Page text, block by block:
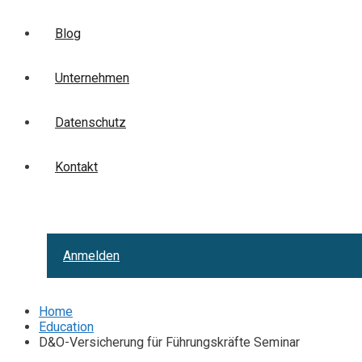
Blog
Unternehmen
Datenschutz
Kontakt
Anmelden
Home
Education
D&O-Versicherung für Führungskräfte Seminar